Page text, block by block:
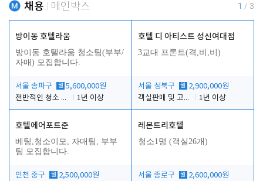
채용 메인박스 1 / 3
방이동 호텔라움
방이동 호텔라움 청소팀(부부/
자매) 모집합니다.
서울 송파구 월 5,600,000원
전반적인 청소 업무(객실청소.객실정리)
1년 이상
호텔 디 아티스트 성신여대점
3교대 프론트(격,비,비)
서울 성북구 월 2,900,000원
객실판매 및 고객응대
1년 이상
호텔에어포트준
베팅,청소이모, 자매팀, 부부
팀 모집합니다.
인천 중구 월 2,500,000원
레몬트리호텔
청소1명 (객실26개)
서울 종로구 월 2,600,000원